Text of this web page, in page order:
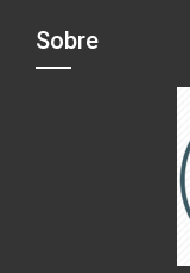
Sobre